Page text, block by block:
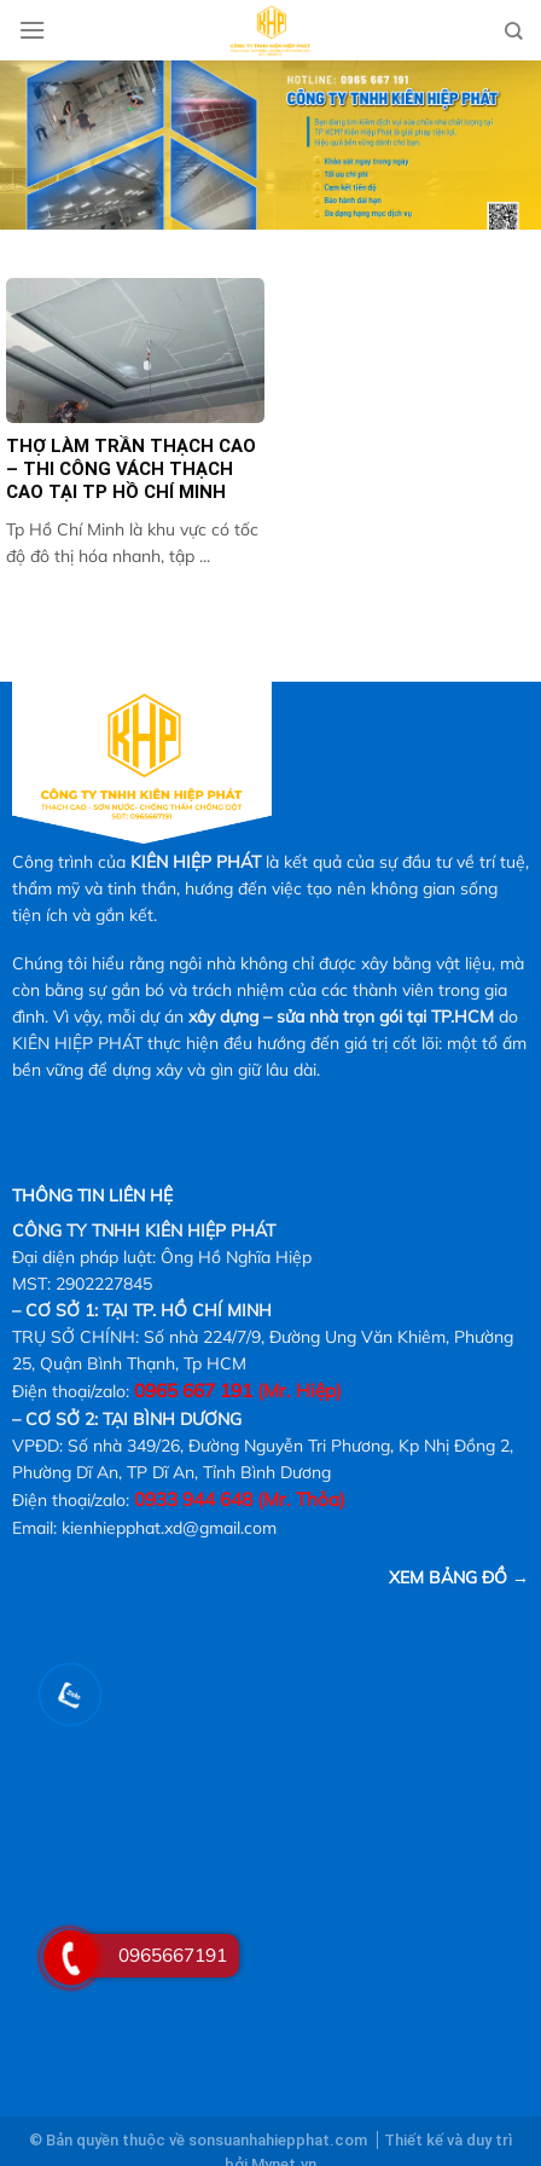
content
THỢ LÀM TRẦN THẠCH CAO
– THI CÔNG VÁCH THẠCH
CAO TẠI TP HỒ CHÍ MINH
Tp Hồ Chí Minh là khu vực có tốc
độ đô thị hóa nhanh, tập ...
Công trình của KIÊN HIỆP PHÁTlà kết quả của sự đầu tư về trí tuệ,
thẩm mỹ và tinh thần, hướng đến việc tạo nên không gian sống
tiện ích và gắn kết.
Chúng tôi hiểu rằng ngôi nhà không chỉ được xây bằng vật liệu, mà
còn bằng sự gắn bó và trách nhiệm của các thành viên trong gia
đình. Vì vậy, mỗi dự án xây dựng – sửa nhà trọn gói tại TP.HCMdo
KIÊN HIỆP PHÁT thực hiện đều hướng đến giá trị cốt lõi: một tổ ấm
bền vững để dựng xây và gìn giữ lâu dài.
THÔNG TIN LIÊN HỆ
CÔNG TY TNHH KIÊN HIỆP PHÁT
Đại diện pháp luật: Ông Hồ Nghĩa Hiệp
MST: 2902227845
– CƠ SỞ 1: TẠI TP. HỒ CHÍ MINH
TRỤ SỞ CHÍNH: Số nhà 224/7/9, Đường Ung Văn Khiêm, Phường
25, Quận Bình Thạnh, Tp HCM
Điện thoại/zalo: 0965 667 191(Mr. Hiệp)
– CƠ SỞ 2: TẠI BÌNH DƯƠNG
VPĐD: Số nhà 349/26, Đường Nguyễn Tri Phương, Kp Nhị Đồng 2,
Phường Dĩ An, TP Dĩ An, Tỉnh Bình Dương
Điện thoại/zalo: 0933 944 648 (Mr. Thỏa)
Email: kienhiepphat.xd@gmail.com
XEM BẢNG ĐỒ →
© Bản quyền thuộc về sonsuanhahiepphat.com
Thiết kế và duy trì
0965667191